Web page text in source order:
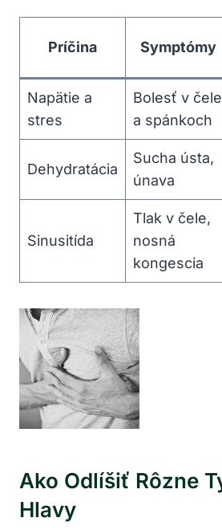
Príčina Symptómy
Napätie a
stres
Bolesť v čele
a spánkoch
Dehydratácia
Sucha ústa,
únava
Sinusitída
Tlak v čele,
nosná
kongescia
Ako Odlíšiť Rôzne
Hlavy